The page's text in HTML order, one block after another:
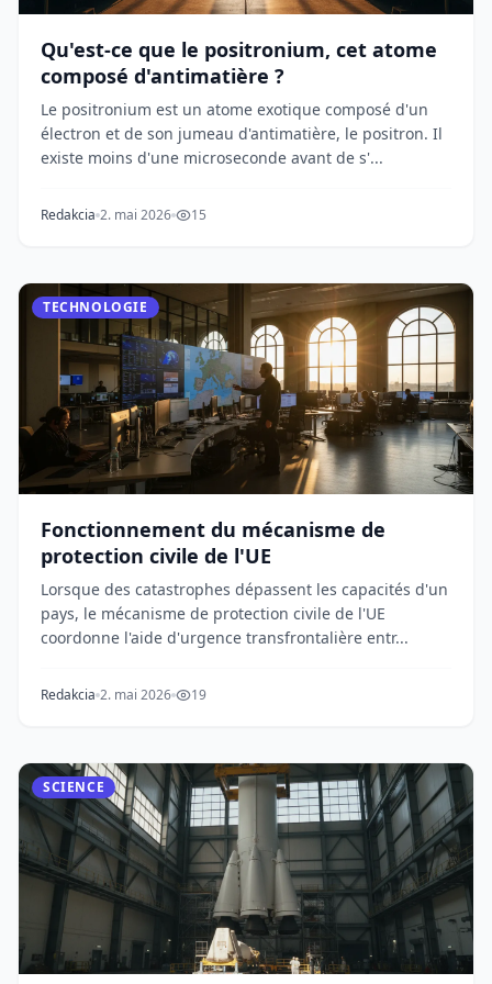
Qu'est-ce que le positronium, cet atome
composé d'antimatière ?
Le positronium est un atome exotique composé d'un
électron et de son jumeau d'antimatière, le positron. Il
existe moins d'une microseconde avant de s'...
Redakcia 2. mai 2026 15
TECHNOLOGIE
Fonctionnement du mécanisme de
protection civile de l'UE
Lorsque des catastrophes dépassent les capacités d'un
pays, le mécanisme de protection civile de l'UE
coordonne l'aide d'urgence transfrontalière entr...
Redakcia 2. mai 2026 19
SCIENCE